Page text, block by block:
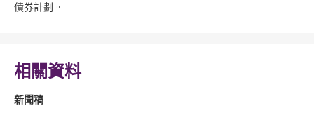
債券計劃。
相關資料
新聞稿